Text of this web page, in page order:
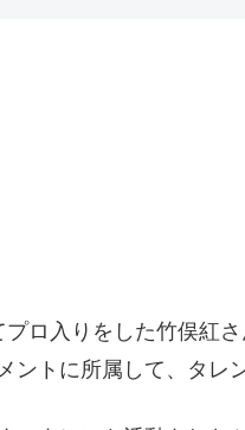
ロ入りをした竹俣紅
トに所属して、タレ